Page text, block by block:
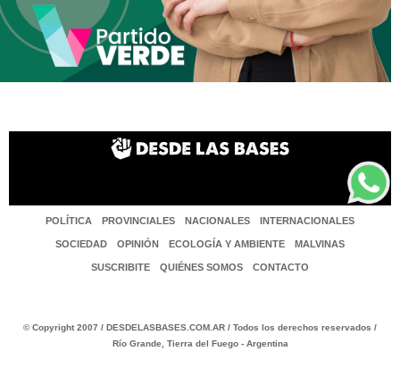
POLÍTICA PROVINCIALES NACIONALES INTERNACIONALES
SOCIEDAD OPINIÓN ECOLOGÍA Y AMBIENTE MALVINAS
SUSCRIBITE QUIÉNES SOMOS CONTACTO
© Copyright 2007 / DESDELASBASES.COM.AR / Todos los derechos reservados /
Río Grande, Tierra del Fuego - Argentina